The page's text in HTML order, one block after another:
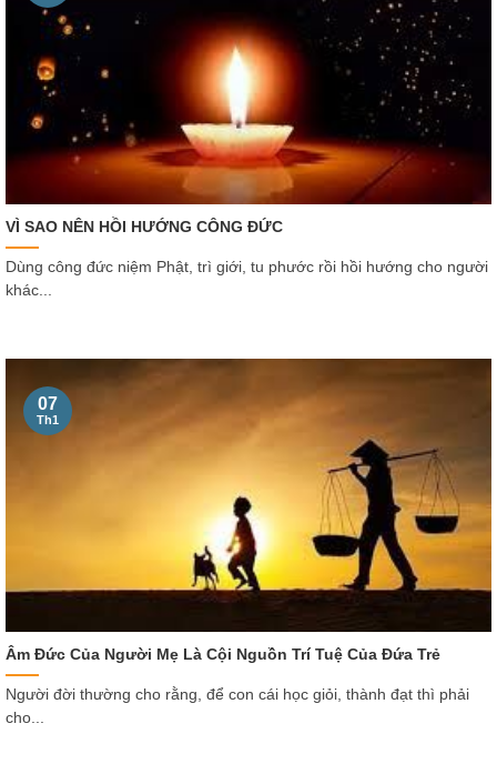
VÌ SAO NÊN HỒI HƯỚNG CÔNG ĐỨC
Dùng công đức niệm Phật, trì giới, tu phước rồi hồi hướng cho người
khác...
Âm Đức Của Người Mẹ Là Cội Nguồn Trí Tuệ Của Đứa Trẻ
Người đời thường cho rằng, để con cái học giỏi, thành đạt thì phải
cho...
07
Th1